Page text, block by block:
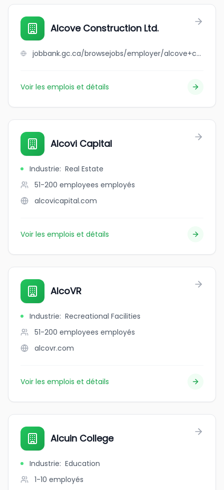
Alcove Construction Ltd.
jobbank.gc.ca/browsejobs/employer/alcove+construction+ltd./ca
Voir les emplois et détails
Alcovi Capital
Industrie: Real Estate
51-200 employees employés
alcovicapital.com
Voir les emplois et détails
AlcoVR
Industrie: Recreational Facilities
51-200 employees employés
alcovr.com
Voir les emplois et détails
Alcuin College
Industrie: Education
1-10 employés